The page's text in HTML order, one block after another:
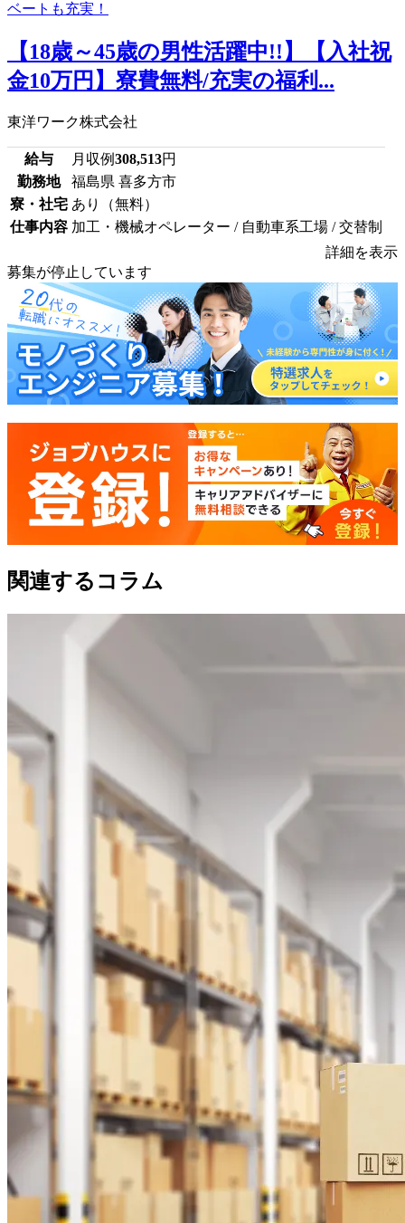
【18歳～45歳の男性活躍中!!】【入社祝
金10万円】寮費無料/充実の福利...
東洋ワーク株式会社
給与 月収例308,513円
勤務地
福島県 喜多方市
寮・社宅 あり（無料）
仕事内容 加工・機械オペレーター / 自動車系工場 / 交替制
詳細を表示
募集が停止しています
関連するコラム